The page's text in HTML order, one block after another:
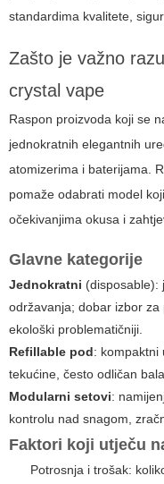
standardima kvalitete,
Zašto je važno
crystal vape
Raspon proizvoda koji se
jednokratnih elegantnih
atomizerima i baterijama.
pomaže odabrati model
očekivanjima okusa i
Glavne kategorije
Jednokratni (disposable):
održavanja; dobar izbor
ekološki problematičniji.
Refillable pod: kompaktni
tekućine, često odličan
Modularni setovi:
kontrolu nad snagom,
Faktori koji utječu
Potrosnja i trošak: